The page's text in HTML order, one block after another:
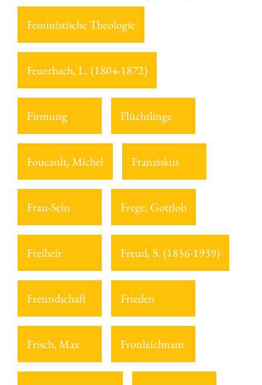
Feministische Theologie
Feuerbach, L. (1804-1872)
Firmung Flüchtlinge
Foucault, Michel Franziskus
Frau-Sein Frege, Gottlob
Freiheit Freud, S. (1856-1939)
Freundschaft Frieden
Frisch, Max Fronleichnam